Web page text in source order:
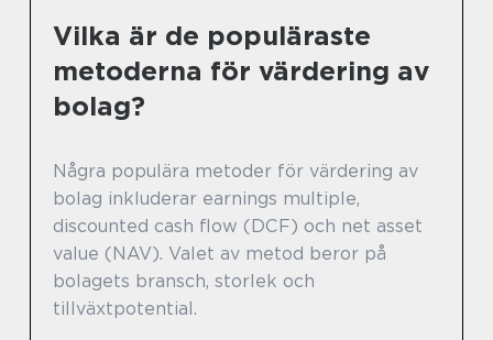
Vilka är de populäraste
metoderna för värdering av
bolag?
Några populära metoder för värdering av
bolag inkluderar earnings multiple,
discounted cash flow (DCF) och net asset
value (NAV). Valet av metod beror på
bolagets bransch, storlek och
tillväxtpotential.